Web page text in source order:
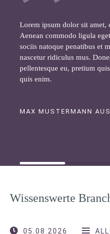
Lorem ipsum dolor sit amet,
Aenean commodo ligula
sociis natoque penatibus et
nascetur ridiculus mus.
pellentesque eu, pretium
quis enim.
MAX MUSTERMANN
Wissenswerte
05.08.2026